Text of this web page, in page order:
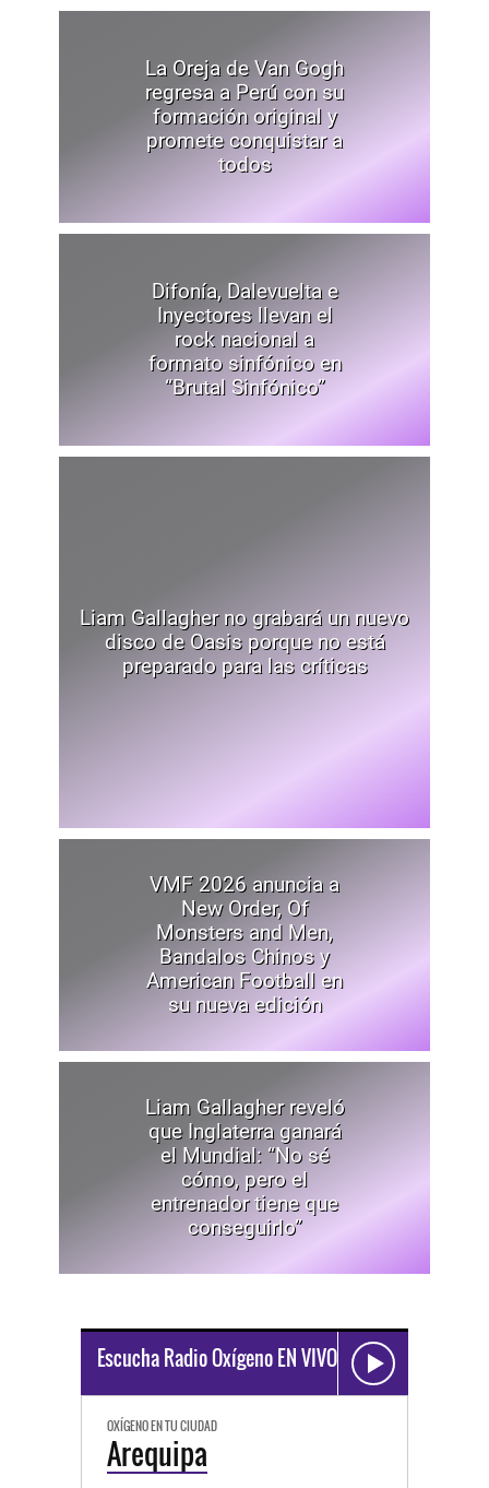
La Oreja de Van Gogh
regresa a Perú con su
formación original y
promete conquistar a
todos
Difonía, Dalevuelta e
Inyectores llevan el
rock nacional a
formato sinfónico en
“Brutal Sinfónico”
Liam Gallagher no grabará un nuevo
disco de Oasis porque no está
preparado para las críticas
VMF 2026 anuncia a
New Order, Of
Monsters and Men,
Bandalos Chinos y
American Football en
su nueva edición
Liam Gallagher reveló
que Inglaterra ganará
el Mundial: “No sé
cómo, pero el
entrenador tiene que
conseguirlo”
Escucha Radio Oxígeno EN VIVO
OXÍGENO EN TU CIUDAD
Arequipa